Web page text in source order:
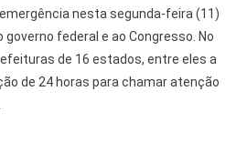
nesta segunda-feira (11)
federal e ao Congresso. No
de 16 estados, entre eles a
de 24 horas para chamar atenção